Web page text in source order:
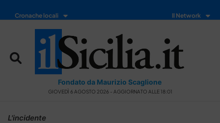
Cronache locali Il Network
Fondato da Maurizio Scaglione
GIOVEDÌ 6 AGOSTO 2026 - AGGIORNATO ALLE 18:01
L'incidente